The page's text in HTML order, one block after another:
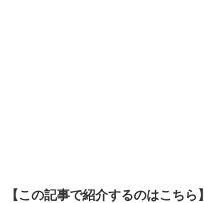
【この記事で紹介するのはこちら】